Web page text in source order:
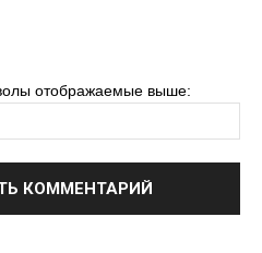
отображаемые выше: